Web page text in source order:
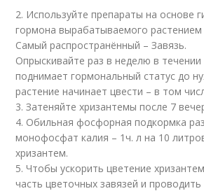
2. Используйте препараты на основе
гормона вырабатываемого растением
Самый распространённый – Завязь.
Опрыскивайте раз в неделю в
поднимает гормональный статус до
растение начинает цвести – в том
3. Затеняйте хризантемы после 7
4. Обильная фосфорная подкормка
монофосфат калия – 1ч. л на 10
хризантем.
5. Чтобы ускорить цветение
часть цветочных завязей и